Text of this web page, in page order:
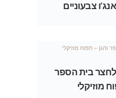
צבעוניים
בית הספר
מוזיקלי